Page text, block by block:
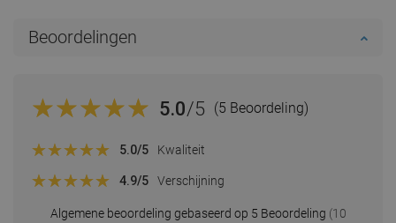
Beoordelingen
5.0/5 (5 Beoordeling)
Algemene beoordeling gebaseerd op 5 Beoordeling (10
5.0/5 Kwaliteit
4.9/5 Verschijning